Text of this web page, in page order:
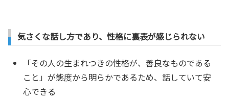
気さくな話し方であり、性格に裏表が感じられない
「その人の生まれつきの性格が、善良なものである
こと」が態度から明らかであるため、話していて安
心できる